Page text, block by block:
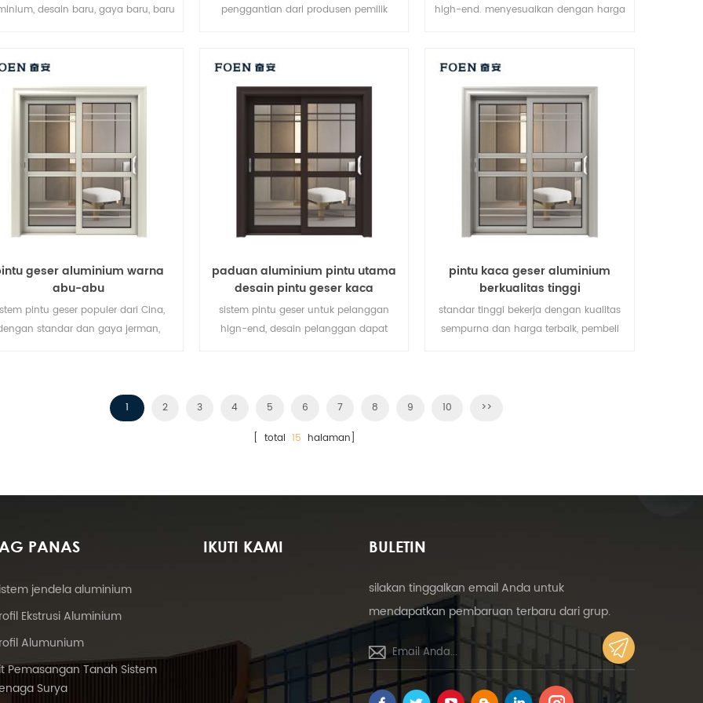
desain baru, gaya baru, baru
penggantian dari produsen pemilik
high-end. menyesuaikan dengan harga
geser aluminium warna
abu-abu
pintu geser populer dari Cina,
standar dan gaya jerman,
paduan aluminium pintu utama
desain pintu geser kaca
sistem pintu geser untuk pelanggan
hign-end, desain pelanggan dapat
pintu kaca geser aluminium
berkualitas tinggi
standar tinggi bekerja dengan kualitas
sempurna dan harga terbaik, pembeli
1
2 3 4 5 6 7 8 9 10 >>
[ total 15 halaman]
PANAS
jendela aluminium
Ekstrusi Aluminium
Alumunium
Pemasangan Tanah Sistem
Surya
IKUTI KAMI BULETIN
silakan tinggalkan email Anda untuk
mendapatkan pembaruan terbaru dari grup.